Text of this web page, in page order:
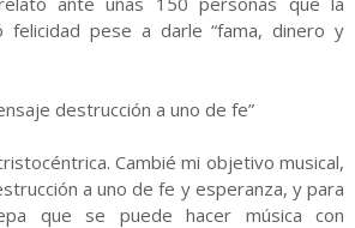
felicidad pese a darle “fama, dinero y
destrucción a uno de fe”
Cambié mi objetivo musical,
a uno de fe y esperanza, y para
que se puede hacer música con